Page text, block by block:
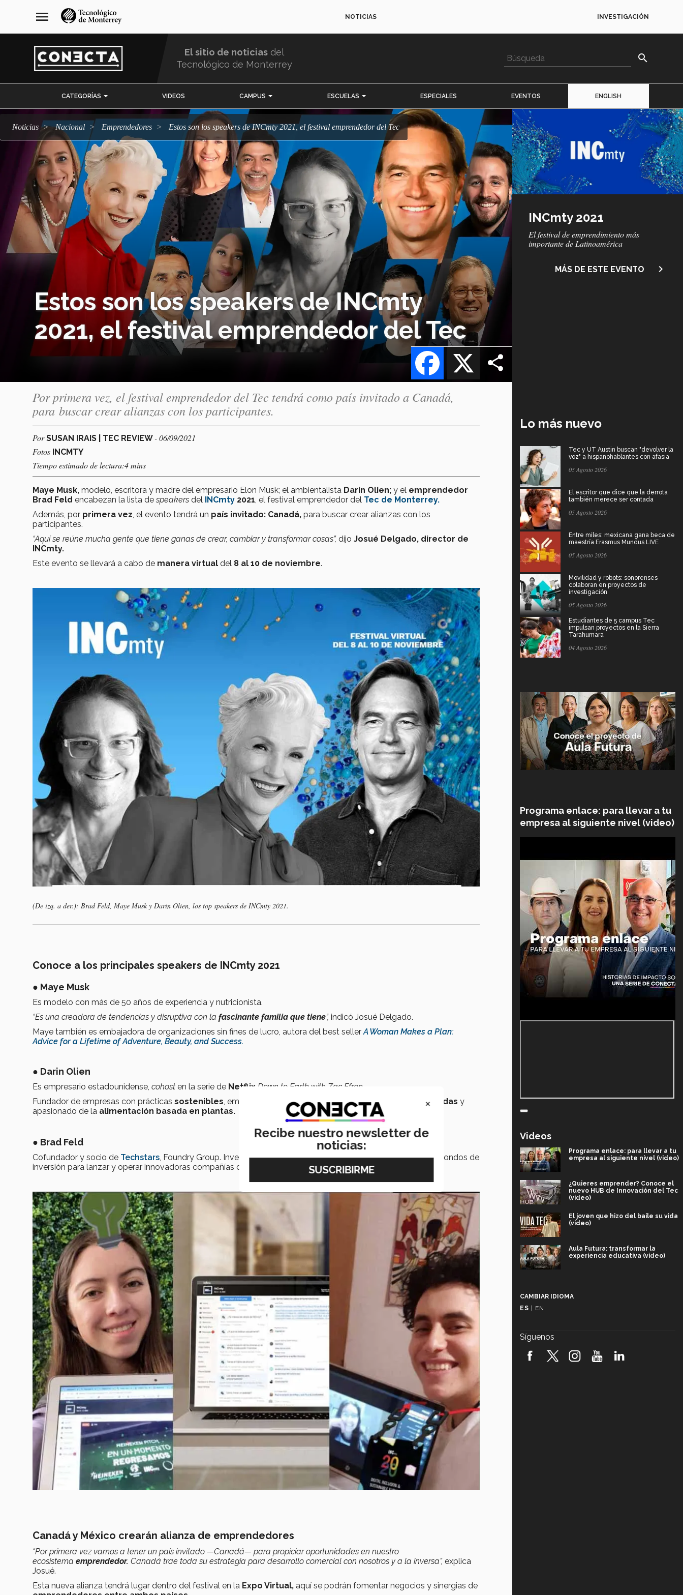
navegación
principal
menu NOTICIAS INVESTIGACIÓN
El sitio de noticias del
Tecnológico de Monterrey
search
CATEGORÍAS VIDEOS CAMPUS ESCUELAS ESPECIALES EVENTOS ENGLISH
Noticias Nacional emprendedores Estos son los speakers de INCmty 2021, el festival emprendedor del Tec
Estos son los speakers de INCmty
2021, el festival emprendedor del Tec
X
Facebook
Imagen
o
logo
INCmty 2021
Subtítulo
El festival de emprendimiento más
importante de Latinoamérica
MÁS DE ESTE EVENTO navigate_next
Por primera vez, el festival emprendedor del Tec tendrá como país invitado a Canadá,
para buscar crear alianzas con los participantes.
PorSUSAN IRAIS | TEC REVIEW- 06/09/2021
Fotos INCMTY
Tiempo estimado de lectura:4 mins
Maye Musk, modelo, escritora y madre del empresario Elon Musk; el ambientalista Darin Olien; y el emprendedor
Brad Feld encabezan la lista despeakers del INCmty 2021, el festival emprendedor del Tec de Monterrey.
Además, por primera vez, el evento tendrá un país invitado: Canadá, para buscar crear alianzas con los
participantes.
“Aquí se reúne mucha gente que tiene ganas de crear, cambiar y transformar cosas”, dijo Josué Delgado, director de
INCmty.
Este evento se llevará a cabo de manera virtual del 8 al 10 de noviembre.
(De izq. a der.): Brad Feld, Maye Musk y Darin Olien, los top speakers de INCmty 2021.
Conoce a los principales speakers de INCmty 2021
● Maye Musk
Es modelo con más de 50 años de experiencia y nutricionista.
“Es una creadora de tendencias y disruptiva con la fascinante familia que tiene”, indicó Josué Delgado.
Maye también es embajadora de organizaciones sin fines de lucro, autora del best sellerA Woman Makes a Plan:
Advice for a Lifetime of Adventure, Beauty, and Success.
● Darin Olien
Es empresario estadounidense, cohost en la serie de Netflix Down to Earth with Zac Efron
Fundador de empresas con prácticas sostenibles, embajador de la monetización del valor por criptomonedas y
apasionado de la alimentación basada en plantas.
● Brad Feld
Cofundador y socio de Techstars, Foundry Group. Inversionista y emprendedor desde 1987, quien ha creado fondos de
inversión para lanzar y operar innovadoras compañías de software.
Canadá y México crearán alianza de emprendedores
“Por primera vez vamos a tener un país invitado —Canadá— para propiciar oportunidades en nuestro
ecosistema emprendedor. Canadá trae toda su estrategia para desarrollo comercial con nosotros y a la inversa”, explica
Josué.
Esta nueva alianza tendrá lugar dentro del festival en la Expo Virtual, aquí se podrán fomentar negocios y sinergias de
Lo más nuevo
Tec y UT Austin buscan "devolver la
voz" a hispanohablantes con afasia
05 Agosto 2026
El escritor que dice que la derrota
también merece ser contada
05 Agosto 2026
Entre miles: mexicana gana beca de
maestría Erasmus Mundus LIVE
05 Agosto 2026
Movilidad y robots: sonorenses
colaboran en proyectos de
investigación
05 Agosto 2026
Estudiantes de 5 campus Tec
impulsan proyectos en la Sierra
Tarahumara
04 Agosto 2026
Programa enlace: para llevar a tu
empresa al siguiente nivel (video)
Videos
Programa enlace: para llevar a tu
empresa al siguiente nivel (video)
¿Quieres emprender? Conoce el
nuevo HUB de Innovación del Tec
(video)
El joven que hizo del baile su vida
(video)
Aula Futura: transformar la
experiencia educativa (video)
robótica FIRST 2026! (video)
CAMBIAR IDIOMA
ES | EN
Síguenos
×
Recibe nuestro newsletter de
noticias: